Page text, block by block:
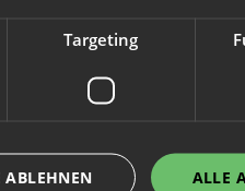
Targeting
ALLE
ABLEHNEN